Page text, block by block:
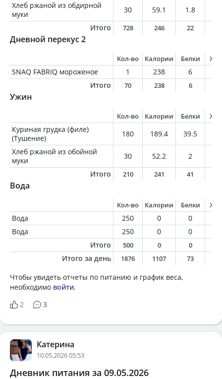
Хлеб ржаной из обдирной
муки
30 59.1 1.8
Итого
728 246 22
Дневной перекус 2
Кол-во Калории Белки
SNAQ FABRIQ мороженое 1 238 6
Итого
70 238 6
Ужин
Кол-во Калории Белки
Куриная грудка (филе)
(Тушение)
180 189.4 39.5
Хлеб ржаной из обойной
муки
30 52.2 2
Итого
210 241 41
Вода
Кол-во Калории Белки
Вода 250 0 0
Вода
250 0 0
Итого
500 0 0
Итого за день 1876 1107 73
Чтобы увидеть отчеты по питанию и график веса,
необходимо войти.
2
3
Катерина
10.05.2026 05:53
Дневник питания за 09.05.2026